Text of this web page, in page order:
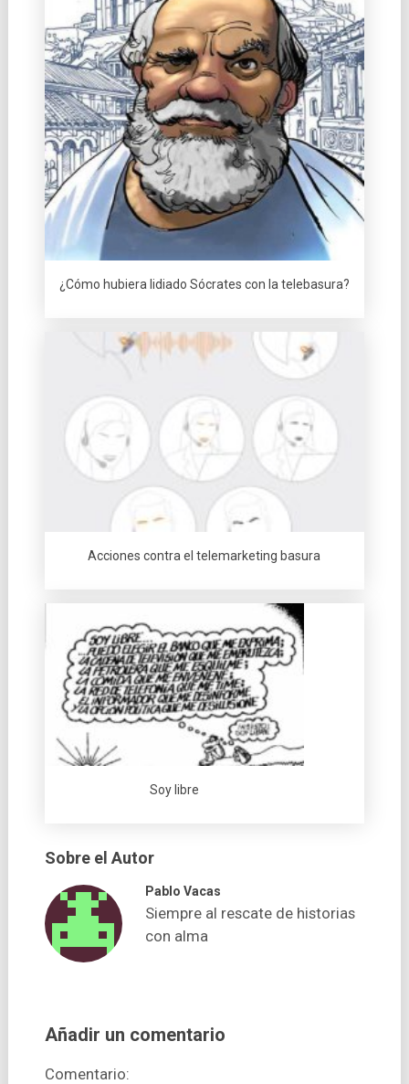
¿Cómo hubiera lidiado Sócrates con la telebasura?
Acciones contra el telemarketing basura
Soy libre
Sobre el Autor
Pablo Vacas
Siempre al rescate de historias
con alma
Añadir un comentario
Comentario: